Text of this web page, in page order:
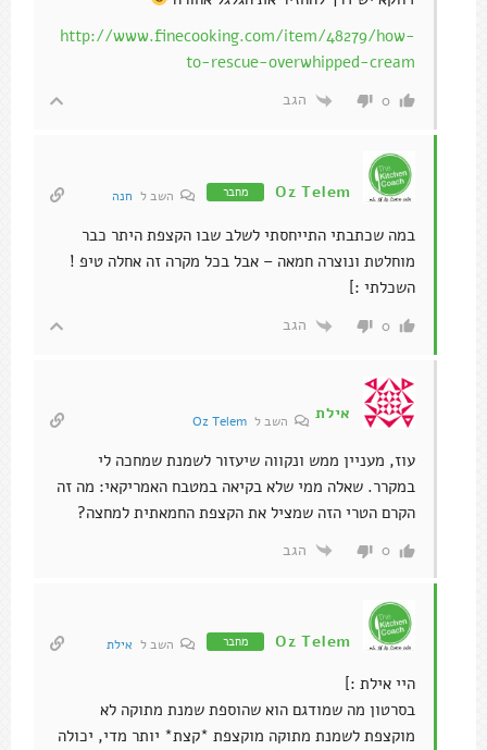
http://www.finecooking.com/item/48279/how-
to-rescue-overwhipped-cream
0 הגב
Oz Telem מחבר השב ל חנה
במה שכתבתי התייחסתי לשלב שבו הקצפת היתר כבר
מוחלטת ונוצרה חמאה – אבל בכל מקרה זה אחלה טיפ !
השכלתי :]
0 הגב
אילת השב ל Oz Telem
עוז, מעניין ממש ונקווה שיעזור לשמנת שמחכה לי
במקרר. שאלה ממי שלא בקיאה במטבח האמריקאי: מה זה
הקרם הטרי הזה שמציל את הקצפת החמאתית למחצה?
0 הגב
Oz Telem מחבר השב ל אילת
היי אילת :]
בסרטון מה שמודגם הוא שהוספת שמנת מתוקה לא
מוקצפת לשמנת מתוקה מוקצפת *קצת* יותר מדי, יכולה